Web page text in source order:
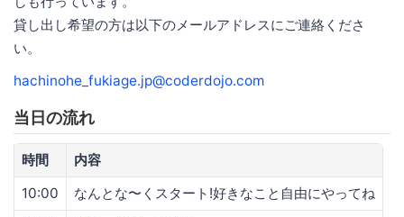
貸し出し希望の方は以下のメールアドレスにご連絡くださ
い。
hachinohe_fukiage.jp@coderdojo.com
当日の流れ
時間
内容
10:00
なんとな〜くスタート!好きなこと自由にやってね